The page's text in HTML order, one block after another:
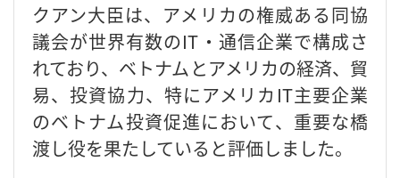
クアン大臣は、アメリカの権威ある同協
議会が世界有数のIT・通信企業で構成さ
れており、ベトナムとアメリカの経済、貿
易、投資協力、特にアメリカIT主要企業
のベトナム投資促進において、重要な橋
渡し役を果たしていると評価しました。